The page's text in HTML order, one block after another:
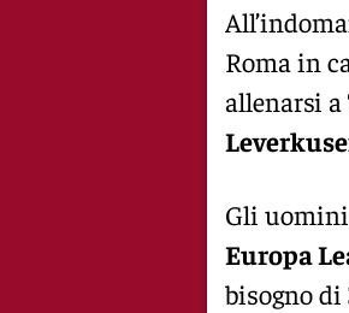
Roma in
allenarsi a
Gli
Europa
bisogno